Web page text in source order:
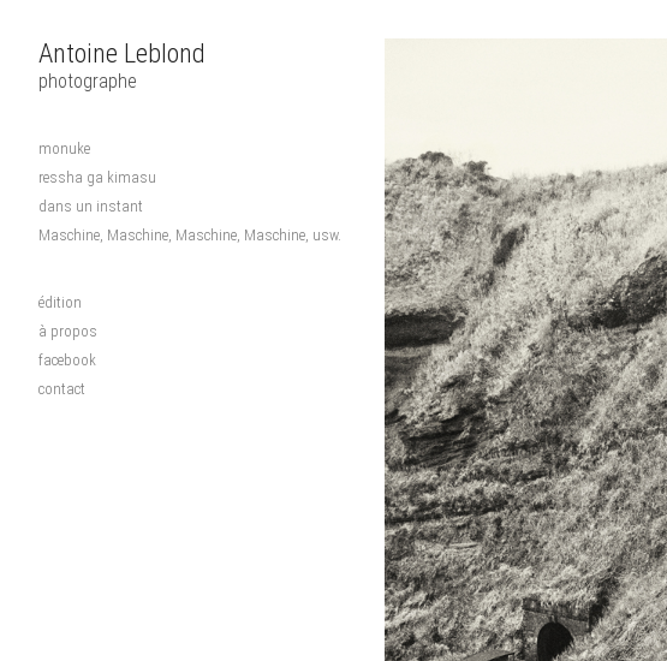
Antoine Leblond
photographe
monuke
ressha ga kimasu
dans un instant
Maschine, Maschine, Maschine, Maschine, usw.
édition
à propos
facebook
contact